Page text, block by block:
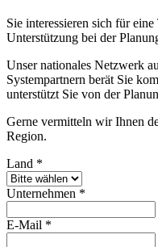
Sie interessieren sich für
Unterstützung bei der
Unser nationales Netzwerk
Systempartnern berät Sie
unterstützt Sie von der
Gerne vermitteln wir Ihnen
Region.
Land *
Unternehmen *
E-Mail *